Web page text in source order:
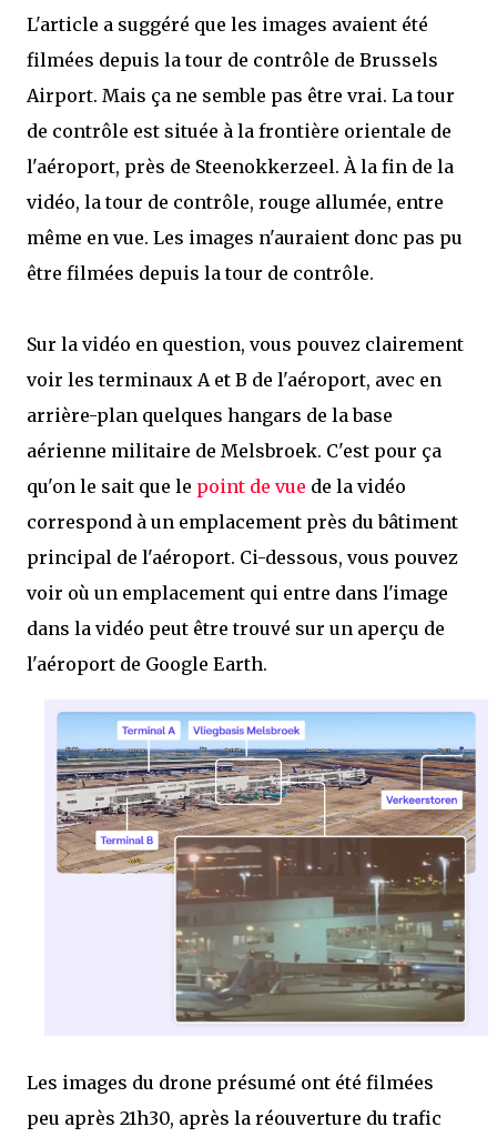
L'article a suggéré que les images avaient été
filmées depuis la tour de contrôle de Brussels
Airport. Mais ça ne semble pas être vrai. La tour
de contrôle est située à la frontière orientale de
l'aéroport, près de Steenokkerzeel. À la fin de la
vidéo, la tour de contrôle, rouge allumée, entre
même en vue. Les images n'auraient donc pas pu
être filmées depuis la tour de contrôle.
Sur la vidéo en question, vous pouvez clairement
voir les terminaux A et B de l'aéroport, avec en
arrière-plan quelques hangars de la base
aérienne militaire de Melsbroek. C'est pour ça
qu'on le sait que le point de vue de la vidéo
correspond à un emplacement près du bâtiment
principal de l'aéroport. Ci-dessous, vous pouvez
voir où un emplacement qui entre dans l'image
dans la vidéo peut être trouvé sur un aperçu de
l'aéroport de Google Earth.
Les images du drone présumé ont été filmées
peu après 21h30, après la réouverture du trafic